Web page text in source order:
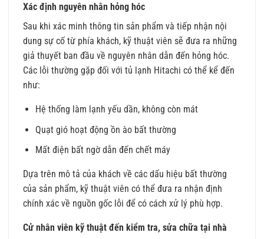
Xác định nguyên nhân hỏng hóc
Sau khi xác minh thông tin sản phẩm và tiếp nhận nội
dung sự cố từ phía khách, kỹ thuật viên sẽ đưa ra những
giả thuyết ban đầu về nguyên nhân dẫn đến hỏng hóc.
Các lỗi thường gặp đối với tủ lạnh Hitachi có thể kể đến
như:
Hệ thống làm lạnh yếu dần, không còn mát
Quạt gió hoạt động ồn ào bất thường
Mất điện bất ngờ dẫn đến chết máy
Dựa trên mô tả của khách về các dấu hiệu bất thường
của sản phẩm, kỹ thuật viên có thể đưa ra nhận định
chính xác về nguồn gốc lỗi để có cách xử lý phù hợp.
Cử nhân viên kỹ thuật đến kiểm tra, sửa chữa tại nhà